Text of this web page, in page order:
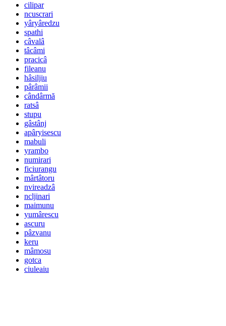
cilipar
ncuscrari
yâryâredzu
spathi
câvalâ
tâcâmi
pracicâ
fileanu
hâsiljiu
pârâmii
cândârmă
ratsâ
stupu
gâstânj
apâryisescu
mabuli
yrambo
numirari
ficiurangu
mârtâtoru
nvireadzâ
ncljinari
maimunu
yumârescu
ascuru
pâzvanu
keru
mâmosu
gotca
ciuleaiu